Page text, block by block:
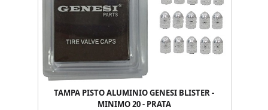
TAMPA PISTO ALUMINIO GENESI BLISTER -
MINIMO 20 - PRATA